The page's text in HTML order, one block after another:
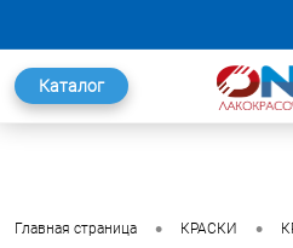
Каталог
Главная страница • КРАСКИ •